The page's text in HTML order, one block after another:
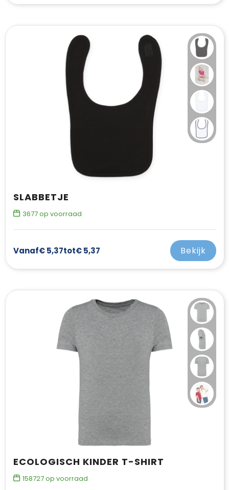
SLABBETJE
3677op voorraad
Vanaf€ 5,37tot€ 5,37 Bekijk
ECOLOGISCH KINDER T-SHIRT
158727op voorraad